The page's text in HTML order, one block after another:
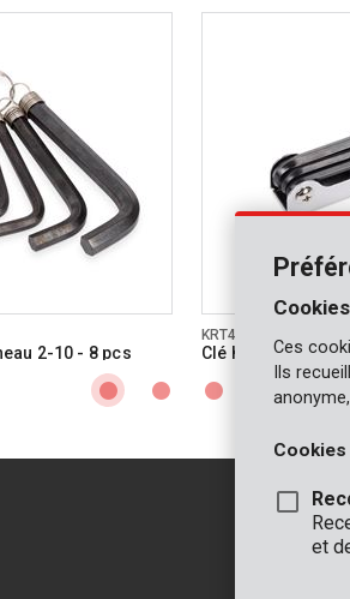
2-10 - 8 pcs
KRT408101
Clé hexagonale
Ces
Ils
et